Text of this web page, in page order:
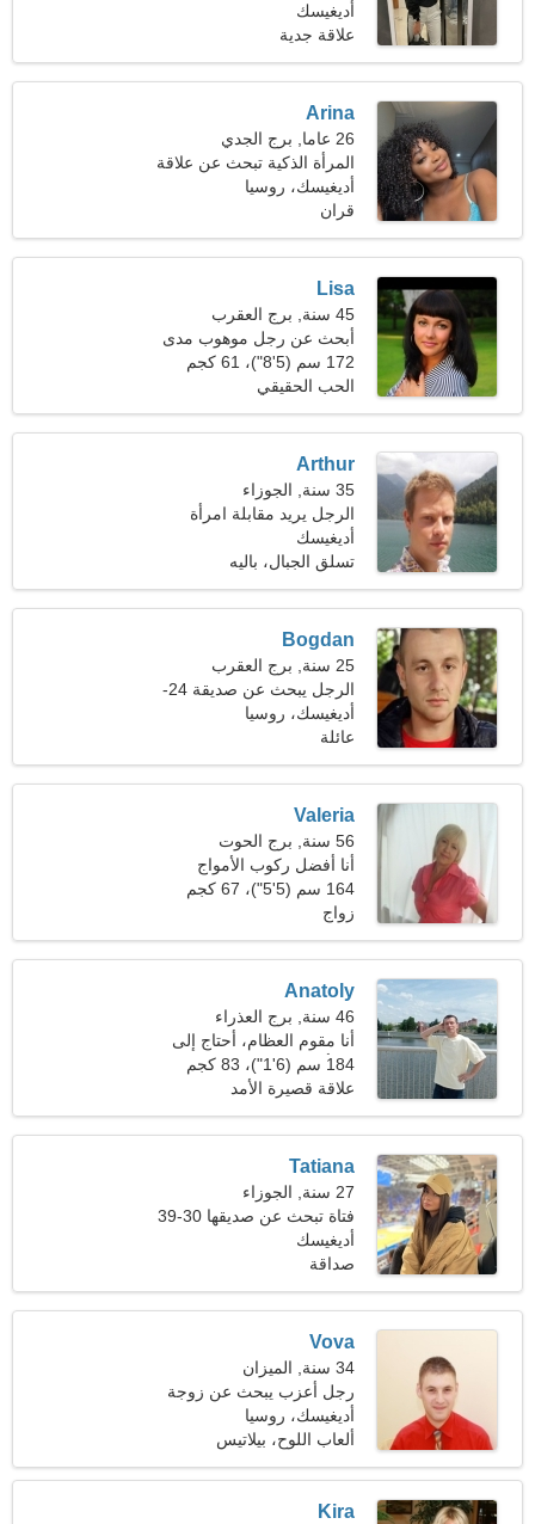
أديغيسك
علاقة جدية
Arina
26 عاما, برج الجدي
المرأة الذكية تبحث عن علاقة
حقيقية
أديغيسك، روسيا
قران
Lisa
45 سنة, برج العقرب
أبحث عن رجل موهوب مدى
الحياة
172 سم (5'8")، 61 كجم
(134 رطلا)
الحب الحقيقي
Arthur
35 سنة, الجوزاء
الرجل يريد مقابلة امرأة
أديغيسك
تسلق الجبال، باليه
Bogdan
25 سنة, برج العقرب
الرجل يبحث عن صديقة 24-
31
أديغيسك، روسيا
عائلة
Valeria
56 سنة, برج الحوت
أنا أفضل ركوب الأمواج
والسفر
164 سم (5'5")، 67 كجم
(147 رطلا)زواج
Anatoly
46 سنة, برج العذراء
أنا مقوم العظام، أحتاج إلى
امرأة حالمة
184 سم (6'1")، 83 كجم
(182 رطلا)
علاقة قصيرة الأمد
Tatiana
27 سنة, الجوزاء
فتاة تبحث عن صديقها 30-39
أديغيسك
صداقة
Vova
34 سنة, الميزان
رجل أعزب يبحث عن زوجة
أديغيسك، روسيا
ألعاب اللوح، بيلاتيس
Kira